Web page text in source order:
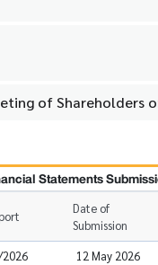
of Shareholders
Statements
Date of
Submission
2026 12 May 2026